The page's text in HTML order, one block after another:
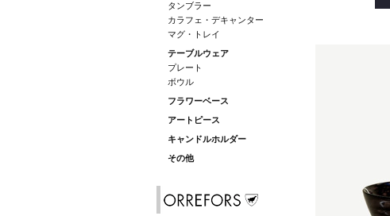
タンブラー
カラフェ・デキャンター
マグ・トレイ
テーブルウェア
プレート
ボウル
フラワーベース
アートピース
キャンドルホルダー
その他